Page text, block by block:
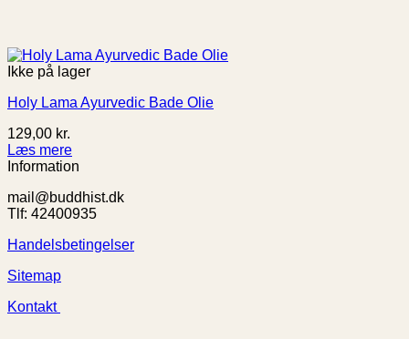
Ikke på lager
Holy Lama Ayurvedic Bade Olie
129,00 kr.
Læs mere
Information
mail@buddhist.dk
Tlf: 42400935
Handelsbetingelser
Sitemap
Kontakt